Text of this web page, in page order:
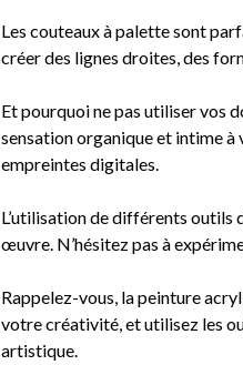
Les couteaux à palette sont
créer des lignes droites, des
Et pourquoi ne pas utiliser vos
sensation organique et intime à
empreintes digitales.
L’utilisation de différents outils
œuvre. N’hésitez pas à
Rappelez-vous, la peinture
votre créativité, et utilisez les
artistique.